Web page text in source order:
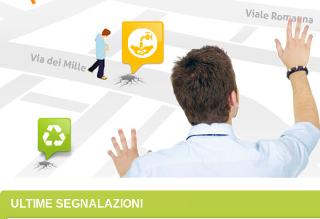
ULTIME SEGNALAZIONI